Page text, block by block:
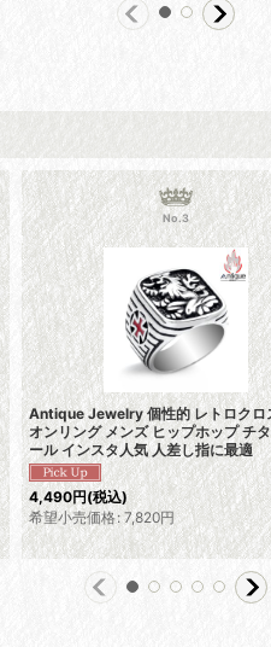
No.3
Antique Jewelry 個性的 レトロクロ
オンリング メンズ ヒップホップ チ
ール インスタ人気 人差し指に最適
4,490円(税込)
希望小売価格: 7,820円